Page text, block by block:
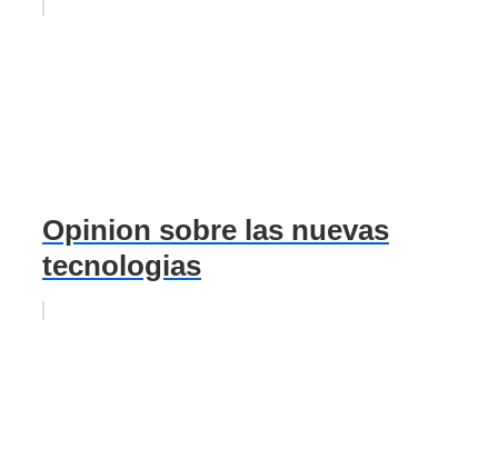
Opinion sobre las nuevas
tecnologias